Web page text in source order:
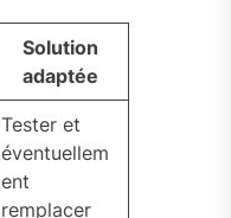
Solution
adaptée
Tester et
éventuellem
ent
remplacer